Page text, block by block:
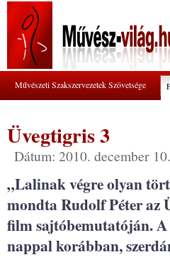
Művészeti Szakszervezetek Szövetsége
Üvegtigris 3
Dátum: 2010. december
„Lalinak végre olyan
mondta Rudolf Péter az
film sajtóbemutatóján.
nappal korábban,